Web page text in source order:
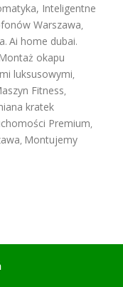
Inteligentne
Warszawa,
. Ai home dubai.
okapu
luksusowymi,
Fitness,
kratek
Premium,
, Montujemy